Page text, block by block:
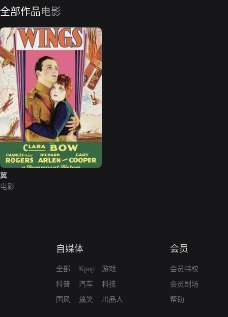
全部作品电影
翼
电影
自媒体
全部
科普
国风
Kpop
汽车
搞笑
游戏
科技
出品人
会员
会员特权
会员剧场
帮助